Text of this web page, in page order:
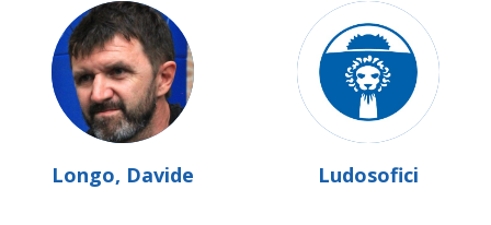
Longo, Davide Ludosofici